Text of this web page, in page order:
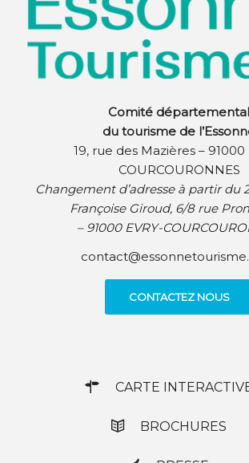
Comité départemental
du tourisme de
19, rue des Mazières – 91000
COURCOURONNES
Changement d’adresse à partir du
Françoise Giroud, 6/8 rue
– 91000 EVRY-
CONTACTEZ NOUS
CARTE
BROCHURES